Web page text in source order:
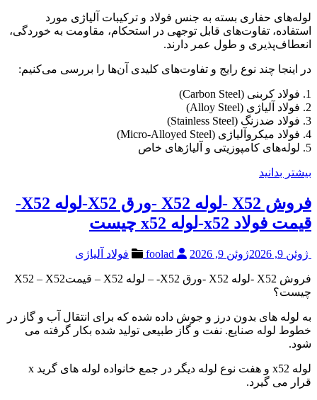
لوله‌های حفاری بسته به جنس فولاد و ترکیبات آلیاژی مورد
استفاده، تفاوت‌های قابل توجهی در استحکام، مقاومت به خوردگی،
انعطاف‌پذیری و طول عمر دارند.
در اینجا چند نوع رایج و تفاوت‌های کلیدی آن‌ها را بررسی می‌کنیم:
1. فولاد کربنی (Carbon Steel)
2. فولاد آلیاژی (Alloy Steel)
3. فولاد ضدزنگ (Stainless Steel)
4. فولاد میکروآلیاژی (Micro-Alloyed Steel)
5. لوله‌های کامپوزیتی و آلیاژهای خاص
بیشتر بدانید
فروش X52 -لوله X52 -ورق X52-لوله X52-
قیمت فولاد x52-لوله x52 چیست
ژوئن 9, 2026 ژوئن 9, 2026 فولاد آلیاژی
فروش X52 -لوله X52 -ورق X52- – لوله X52 – قیمتX52 – X52
چیست؟
به لوله های بدون درز و جوش داده شده که برای انتقال آب و گاز در
خطوط لوله صنایع. نفت و گاز طبیعی تولید شده بکار گرفته می
شود.
لوله x52 و هفت نوع لوله دیگر در جمع خانواده لوله های گرید x
قرار می گیرد.